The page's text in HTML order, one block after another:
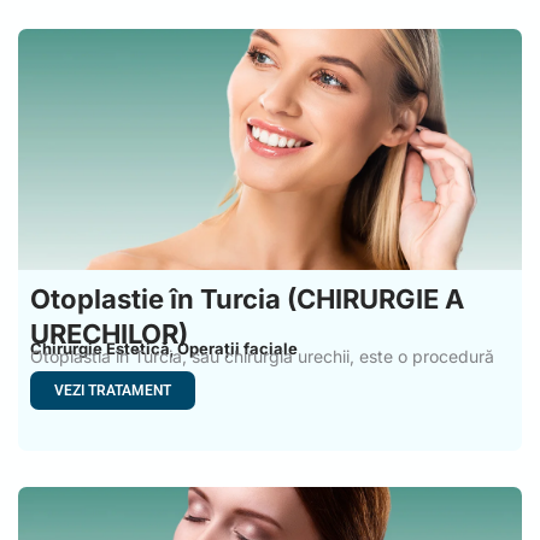
Otoplastie în Turcia (CHIRURGIE A
URECHILOR)
Chirurgie Estetică,Operații faciale
Otoplastia în Turcia, sau chirurgia urechii, este o procedură
de
VEZI TRATAMENT